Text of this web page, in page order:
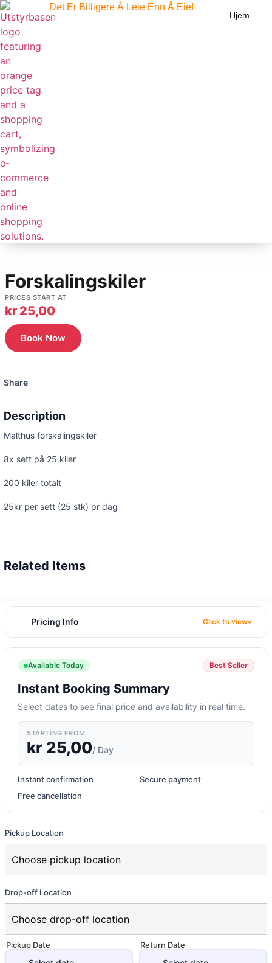
Det Er Billigere Å Leie Enn Å Eie!
Hjem
Forskalingskiler
PRICES START AT
kr 25,00
Book Now
Share
Description
Malthus forskalingskiler
8x sett på 25 kiler
200 kiler totalt
25kr per sett (25 stk) pr dag
Related Items
Pricing Info Click to view
Available Today Best Seller
Instant Booking Summary
Select dates to see final price and availability in real time.
STARTING FROM
kr 25,00/ Day
Instant confirmation
Secure payment
Free cancellation
Pickup Location
Drop-off Location
Pickup Date Return Date